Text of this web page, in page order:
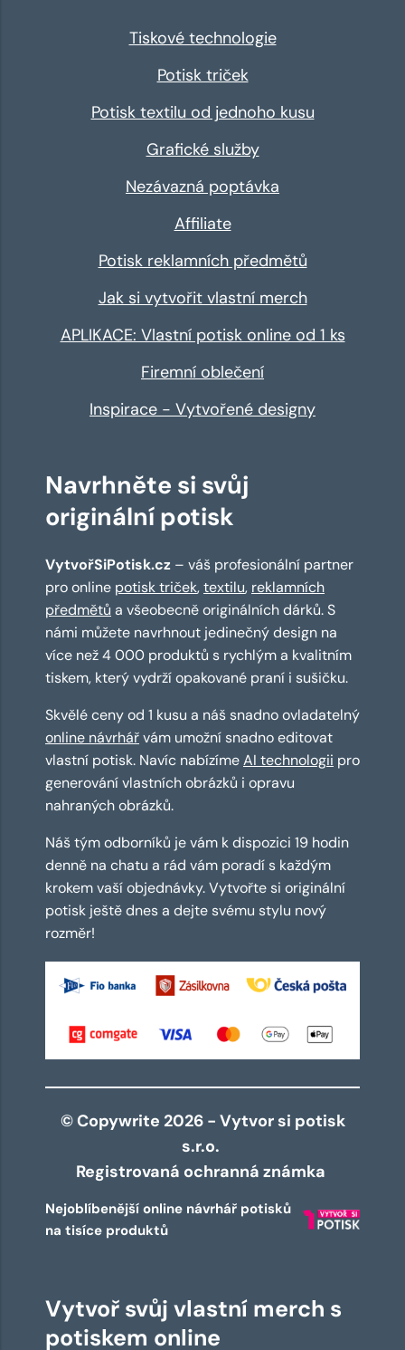
Tiskové technologie
Potisk triček
Potisk textilu od jednoho kusu
Grafické služby
Nezávazná poptávka
Affiliate
Potisk reklamních předmětů
Jak si vytvořit vlastní merch
APLIKACE: Vlastní potisk online od 1 ks
Firemní oblečení
Inspirace - Vytvořené designy
Navrhněte si svůj
originální potisk
VytvořSiPotisk.cz – váš profesionální partner
pro online potisk triček,textilu, reklamních
předmětů a všeobecně originálních dárků. S
námi můžete navrhnout jedinečný design na
více než 4 000 produktů s rychlým a kvalitním
tiskem, který vydrží opakované praní i sušičku.
Skvělé ceny od 1 kusu a náš snadno ovladatelný
online návrhářvám umožní snadno editovat
vlastní potisk. Navíc nabízímeAI technologii pro
generování vlastních obrázků i opravu
nahraných obrázků.
Náš tým odborníků je vám k dispozici 19 hodin
denně na chatu a rád vám poradí s každým
krokem vaší objednávky. Vytvořte si originální
potisk ještě dnes a dejte svému stylu nový
rozměr!
© Copywrite 2026 - Vytvor si potisk
s.r.o.
Registrovaná ochranná známka
Nejoblíbenější online návrhář potisků
na tisíce produktů
Vytvoř svůj vlastní merch s
potiskem online